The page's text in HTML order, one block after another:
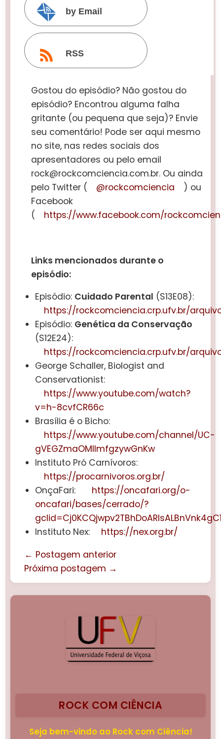
by Email
RSS
Gostou do episódio? Não gostou do
episódio? Encontrou alguma falha
gritante (ou pequena que seja)? Envie
seu comentário! Pode ser aqui mesmo
no site, nas redes sociais dos
apresentadores ou pelo email
rock@rockcomciencia.com.br. Ou ainda
pelo Twitter (
@rockcomciencia
) ou
Facebook
(
https://www.facebook.com/
Links mencionados durante o
episódio:
Episódio: Cuidado Parental (S13E08):
https://rockcomciencia.crp.ufv.br/
Episódio: Genética da Conservação
(S12E24):
https://rockcomciencia.crp.ufv.br/
George Schaller, Biologist and
Conservationist:
https://www.youtube.com/watch?
v=h-8cvfCR66c
Brasília é o Bicho:
https://www.youtube.com/channel/UC-
gVEGZmaOMIImfgzywGnKw
Instituto Pró Carnívoros:
https://procarnivoros.org.br/
OnçaFari:
https://oncafari.org/o-
oncafari/bases/cerrado/?
Instituto Nex:
https://nex.org.br/
← Postagem anterior
Próxima postagem →
ROCK COM CIÊNCIA
Seja bem-vindo ao Rock com Ciência!